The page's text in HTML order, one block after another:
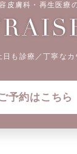
皮膚科・再生医療
日も診療／丁寧なカ
予約はこちら